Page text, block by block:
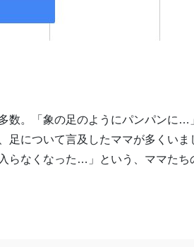
数。「象の足のようにパンパンに…
について言及したママが多くいま
らなくなった…」という、ママたち